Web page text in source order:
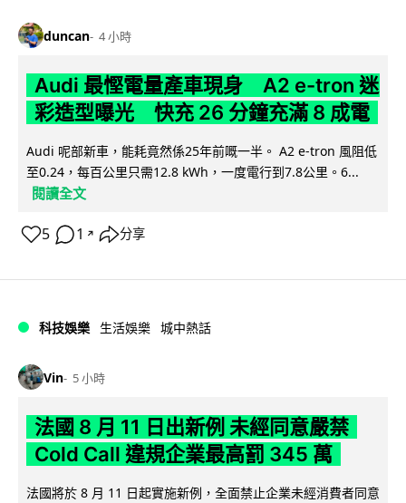
duncan 4 小時
Audi 最慳電量產車現身 A2 e-tron 迷
彩造型曝光 快充 26 分鐘充滿 8 成電
Audi 呢部新車，能耗竟然係25年前嘅一半。 A2 e-tron 風阻低
至0.24，每百公里只需12.8 kWh，一度電行到7.8公里。6...
閱讀全文
5 1 ↗ 分享
科技娛樂 生活娛樂 城中熱話
Vin 5 小時
法國 8 月 11 日出新例 未經同意嚴禁
Cold Call 違規企業最高罰 345 萬
法國將於 8 月 11 日起實施新例，全面禁止企業未經消費者同意